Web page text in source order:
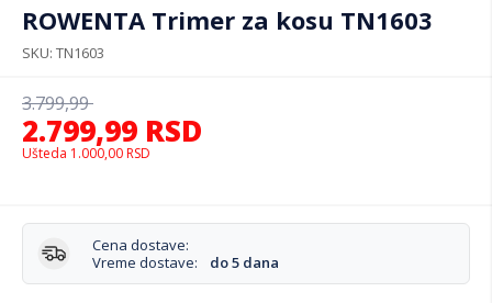
ROWENTA Trimer za kosu TN1603
SKU TN1603
2.799,99 RSD
3.799,99
Ušteda 1.000,00 RSD
Cena dostave:
Vreme dostave:
do 5 dana